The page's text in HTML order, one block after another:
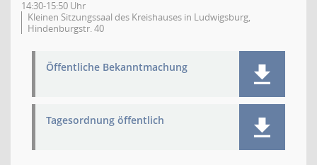
14:30-15:50 Uhr
Kleinen Sitzungssaal des Kreishauses in Ludwigsburg,
Hindenburgstr. 40
Öffentliche Bekanntmachung
Tagesordnung öffentlich